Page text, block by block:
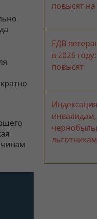
повысят на
ЕДВ
в 2026
повысят
льготникам